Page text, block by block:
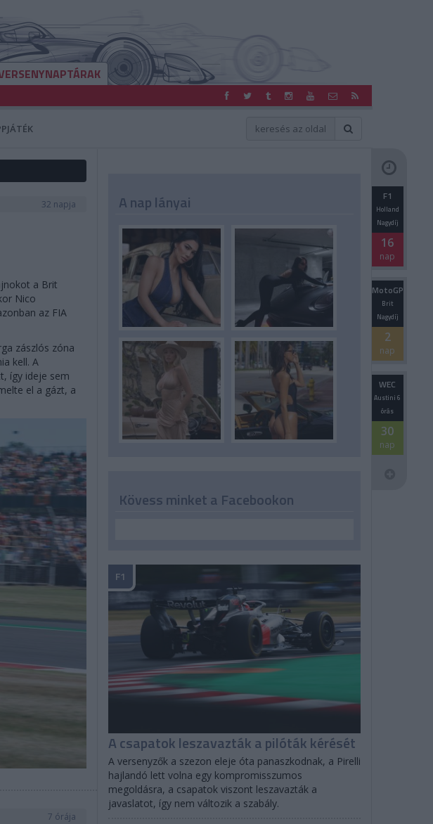
32 napja
a Brit
Nico
az FIA
zászlós zóna
kell. A
így ideje sem
el a gázt, a
7 órája
A nap lányai
Kövess minket a Facebookon
F1
Holland
Nagydíj
16
nap
MotoGP
Brit
Nagydíj
2
nap
WEC
Austini 6
órás
30
nap
A csapatok leszavazták a pilóták kérését
A versenyzők a szezon eleje óta panaszkodnak, a Pirelli
hajlandó lett volna egy kompromisszumos
megoldásra, a csapatok viszont leszavazták a
javaslatot, így nem változik a szabály.
F1